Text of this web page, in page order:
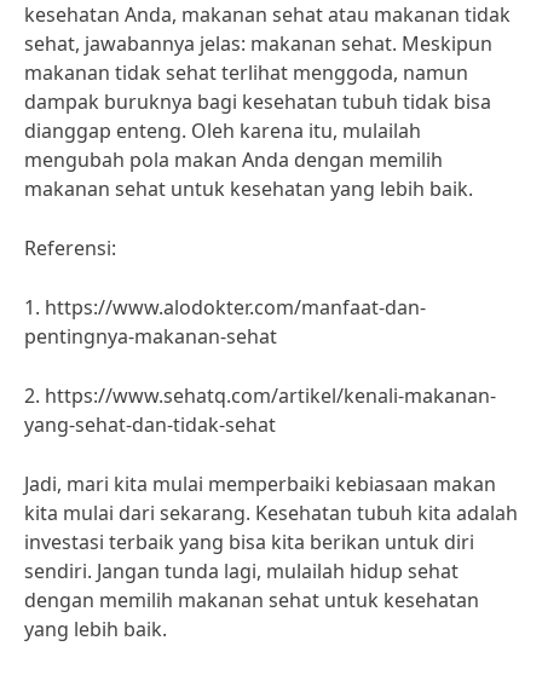
kesehatan Anda, makanan sehat atau makanan tidak
sehat, jawabannya jelas: makanan sehat. Meskipun
makanan tidak sehat terlihat menggoda, namun
dampak buruknya bagi kesehatan tubuh tidak bisa
dianggap enteng. Oleh karena itu, mulailah
mengubah pola makan Anda dengan memilih
makanan sehat untuk kesehatan yang lebih baik.
Referensi:
1. https://www.alodokter.com/manfaat-dan-
pentingnya-makanan-sehat
2. https://www.sehatq.com/artikel/kenali-makanan-
yang-sehat-dan-tidak-sehat
Jadi, mari kita mulai memperbaiki kebiasaan makan
kita mulai dari sekarang. Kesehatan tubuh kita adalah
investasi terbaik yang bisa kita berikan untuk diri
sendiri. Jangan tunda lagi, mulailah hidup sehat
dengan memilih makanan sehat untuk kesehatan
yang lebih baik.